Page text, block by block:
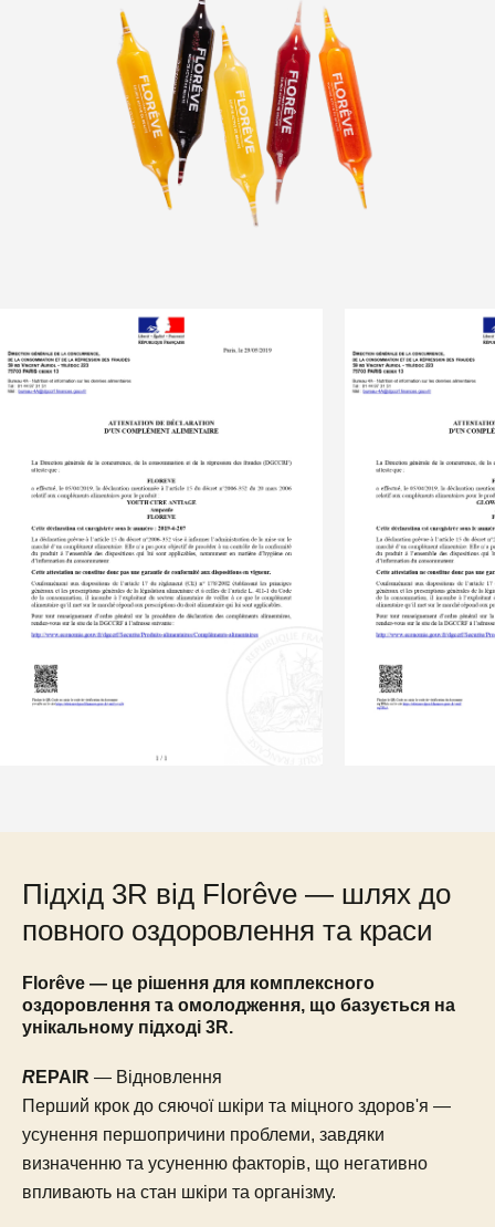
Підхід 3R від Florêve — шлях до
повного оздоровлення та краси
Florêve — це рішення для комплексного
оздоровлення та омолодження, що базується на
унікальному підході 3R.
REPAIR — Відновлення
Перший крок до сяючої шкіри та міцного здоров'я —
усунення першопричини проблеми, завдяки
визначенню та усуненню факторів, що негативно
впливають на стан шкіри та організму.